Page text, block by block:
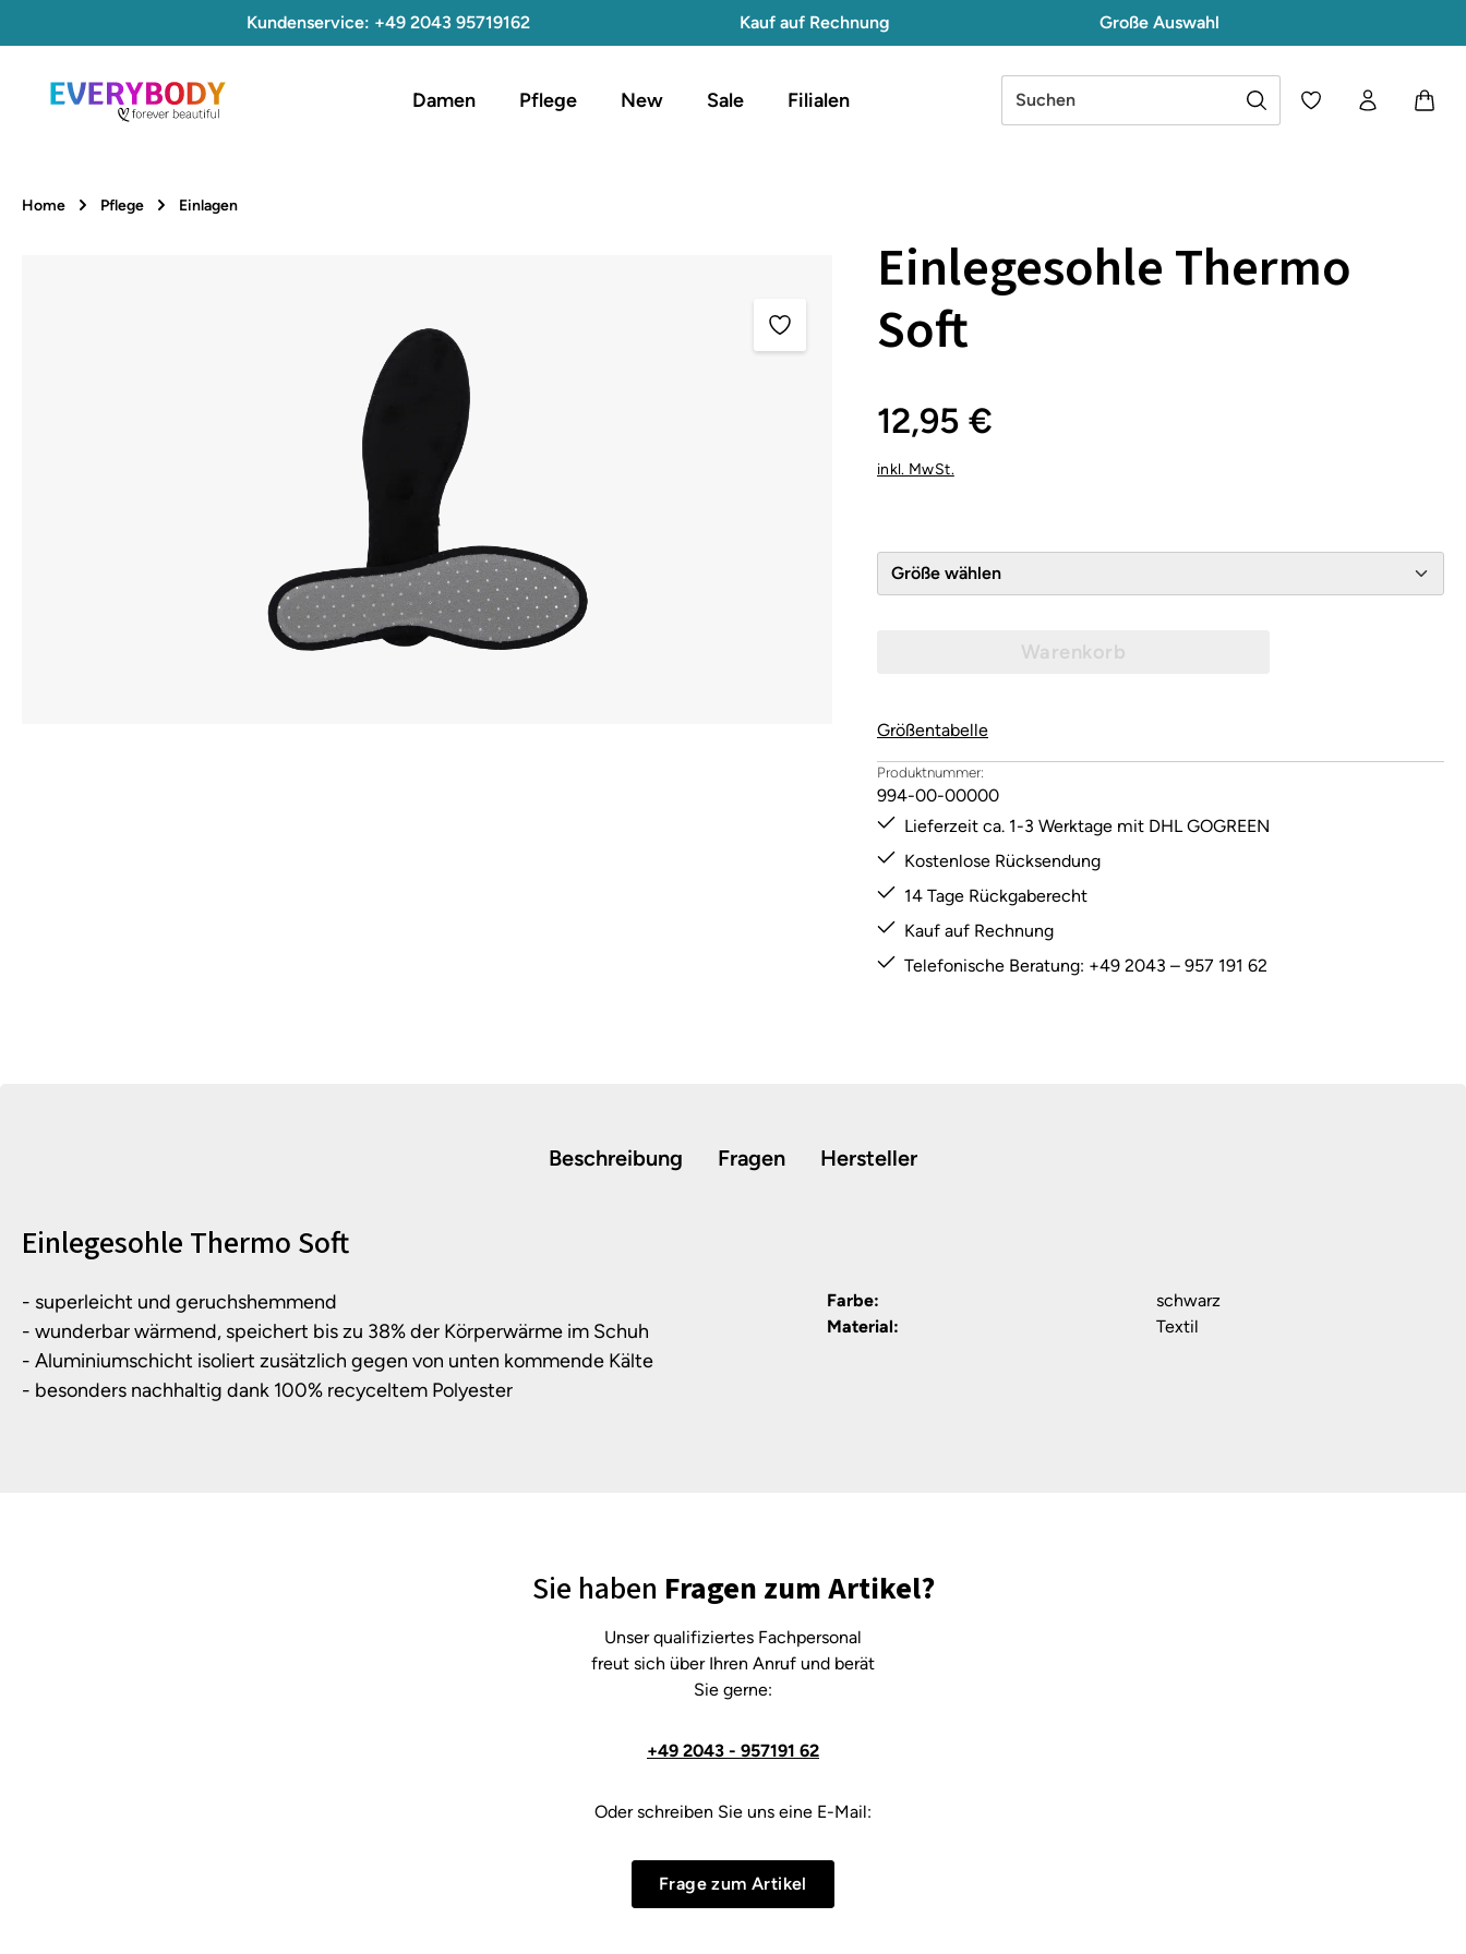
Zur Hauptnavigation springenKundenservice: +49 2043 95719162 Kauf auf Rechnung Große Auswahl
Damen Pflege New Sale Filialen Du hast 0 Produkte
Home Pflege Einlagen
Einlegesohle Thermo
Soft
12,95 €
inkl. MwSt.
Größe wählen
Warenkorb
Größentabelle
Produktnummer:
994-00-00000
Lieferzeit ca. 1-3 Werktage mit DHL GOGREEN
Kostenlose Rücksendung
14 Tage Rückgaberecht
Kauf auf Rechnung
Telefonische Beratung: +49 2043 – 957 191 62
Beschreibung Fragen Hersteller
Produktinformationen
Einlegesohle Thermo Soft
- superleicht und geruchshemmend
- wunderbar wärmend, speichert bis zu 38% der Körperwärme im Schuh
- Aluminiumschicht isoliert zusätzlich gegen von unten kommende Kälte
- besonders nachhaltig dank 100% recyceltem Polyester
Farbe:
schwarz
Material:
Textil
Sie haben Fragen zum Artikel?
Unser qualifiziertes Fachpersonal
freut sich über Ihren Anruf und berät
Sie gerne:
+49 2043 - 957191 62
Oder schreiben Sie uns eine E-Mail:
Frage zum Artikel